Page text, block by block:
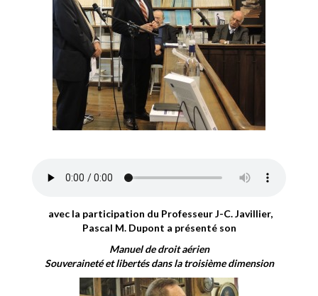
avec la participation du Professeur J-C. Javillier,
Pascal M. Dupont a présenté son
Manuel de droit aérien
Souveraineté et libertés dans la troisième dimension